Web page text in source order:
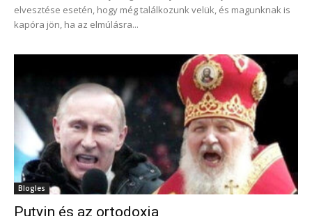
elvesztése esetén, hogy még találkozunk velük, és magunknak is
kapóra jön, ha az elmúlásra...
Blogles
Putyin és az ortodoxia